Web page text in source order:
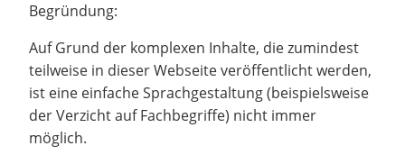
Begründung:
Auf Grund der komplexen Inhalte, die zumindest
teilweise in dieser Webseite veröffentlicht werden,
ist eine einfache Sprachgestaltung (beispielsweise
der Verzicht auf Fachbegriffe) nicht immer
möglich.